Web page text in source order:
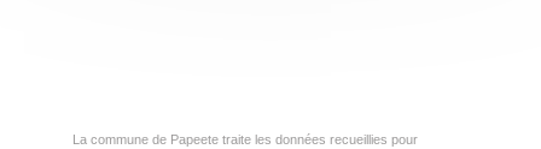
La commune de Papeete traite les données recueillies pour